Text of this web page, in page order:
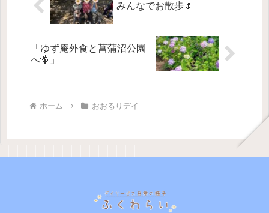
みんなでお散歩🌷
「ゆず庵外食と菖蒲沼公園
へ🪻」
ホーム おおるりデイ